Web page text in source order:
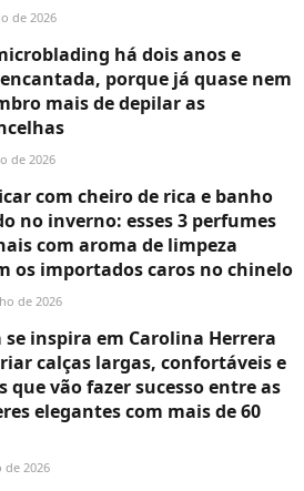
de 2026
há dois anos e
porque já quase nem
mais de depilar as
de 2026
com cheiro de rica e banho
no inverno: esses 3 perfumes
com aroma de limpeza
os importados caros no chinelo
de 2026
se inspira em Carolina Herrera
calças largas, confortáveis e
que vão fazer sucesso entre as
elegantes com mais de 60
de 2026